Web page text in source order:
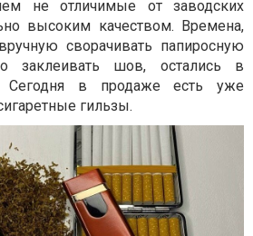
не отличимые от заводских
высоким качеством. Времена,
сворачивать папиросную
заклеивать шов, остались в
Сегодня в продаже есть уже
гильзы.